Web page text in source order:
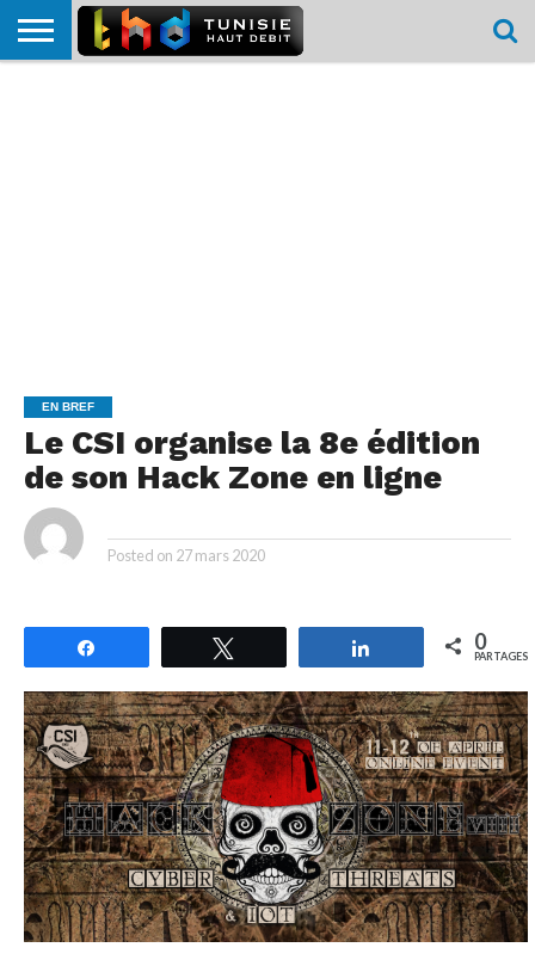
EN BREF
Le CSI organise la 8e édition
de son Hack Zone en ligne
Posted on 27 mars 2020
Partagez 0
PARTAGES